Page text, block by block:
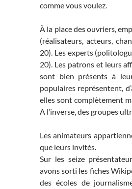
comme vous voulez.
À la place des ouvriers,
(réalisateurs, acteurs,
20). Les experts
20). Les patrons et leurs
sont bien présents à
populaires représentent,
elles sont complètement
A l’inverse, des groupes
Les animateurs
que leurs invités.
Sur les seize
avons sorti les fiches
des écoles de